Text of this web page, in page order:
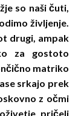
so naši čuti,
življenje.
drugi, ampak
za gostoto
matriko
srkajo prek
z očmi
pričeli